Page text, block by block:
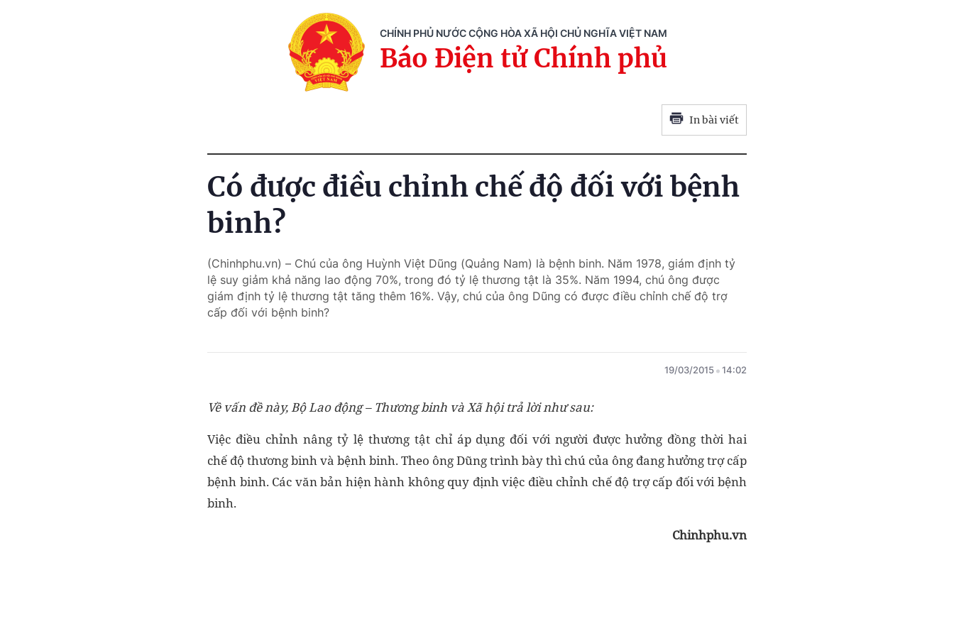
CHÍNH PHỦ NƯỚC CỘNG HÒA XÃ HỘI CHỦ NGHĨA VIỆT NAM
Báo Điện tử Chính phủ
In bài viết
Có được điều chỉnh chế độ đối với bệnh
binh?
(Chinhphu.vn) – Chú của ông Huỳnh Việt Dũng (Quảng Nam) là bệnh binh. Năm 1978, giám định tỷ
lệ suy giảm khả năng lao động 70%, trong đó tỷ lệ thương tật là 35%. Năm 1994, chú ông được
giám định tỷ lệ thương tật tăng thêm 16%. Vậy, chú của ông Dũng có được điều chỉnh chế độ trợ
cấp đối với bệnh binh?
19/03/2015 14:02
Về vấn đề này, Bộ Lao động – Thương binh và Xã hội trả lời như sau:
Việc điều chỉnh nâng tỷ lệ thương tật chỉ áp dụng đối với người được hưởng đồng thời hai
chế độ thương binh và bệnh binh. Theo ông Dũng trình bày thì chú của ông đang hưởng trợ cấp
bệnh binh. Các văn bản hiện hành không quy định việc điều chỉnh chế độ trợ cấp đối với bệnh
binh.
Chinhphu.vn